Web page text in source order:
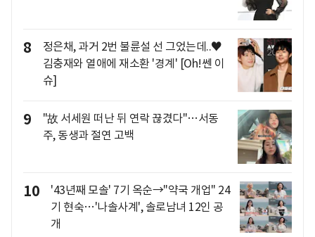
8
정은채, 과거 2번 불륜설 선 그었는데..♥
김충재와 열애에 재소환 '경계' [Oh!쎈 이
슈]
9
"故 서세원 떠난 뒤 연락 끊겼다"…서동
주, 동생과 절연 고백
10
'43년째 모솔' 7기 옥순→"약국 개업" 24
기 현숙…'나솔사계', 솔로남녀 12인 공
개